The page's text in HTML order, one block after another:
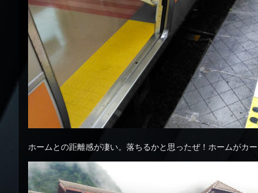
ホームとの距離感が凄い。落ちるかと思ったぜ！ホームがカ